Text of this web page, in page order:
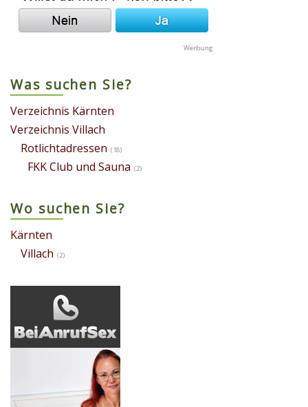
Was suchen Sie?
Verzeichnis Kärnten
Verzeichnis Villach
Rotlichtadressen (18)
FKK Club und Sauna (2)
Wo suchen Sie?
Kärnten
Villach (2)